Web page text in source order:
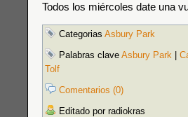
Todos los miércoles date una
Categorias Asbury Park
Palabras clave Asbury Park
Tolf
Comentarios (0)
Editado por radiokras